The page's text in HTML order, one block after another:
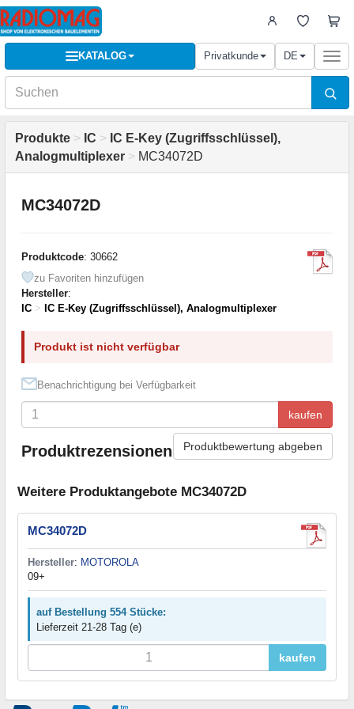
KATALOG Privatkunde DE
Produkte > IC > IC E-Key (Zugriffsschlüssel),
Analogmultiplexer > MC34072D
MC34072D
Produktcode: 30662
zu Favoriten hinzufügen
Hersteller:
IC > IC E-Key (Zugriffsschlüssel), Analogmultiplexer
Produkt ist nicht verfügbar
Benachrichtigung bei Verfügbarkeit
kaufen
Produktrezensionen Produktbewertung abgeben
Weitere Produktangebote MC34072D
MC34072D
Hersteller: MOTOROLA
09+
auf Bestellung 554 Stücke:
Lieferzeit 21-28 Tag (e)
kaufen